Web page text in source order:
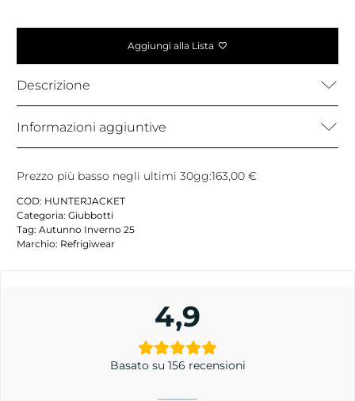
Aggiungi alla Lista
Descrizione
Informazioni aggiuntive
Prezzo più basso negli ultimi 30gg:163,00 €
COD: HUNTERJACKET
Categoria: Giubbotti
Tag: Autunno Inverno 25
Marchio: Refrigiwear
4,9
Basato su 156 recensioni